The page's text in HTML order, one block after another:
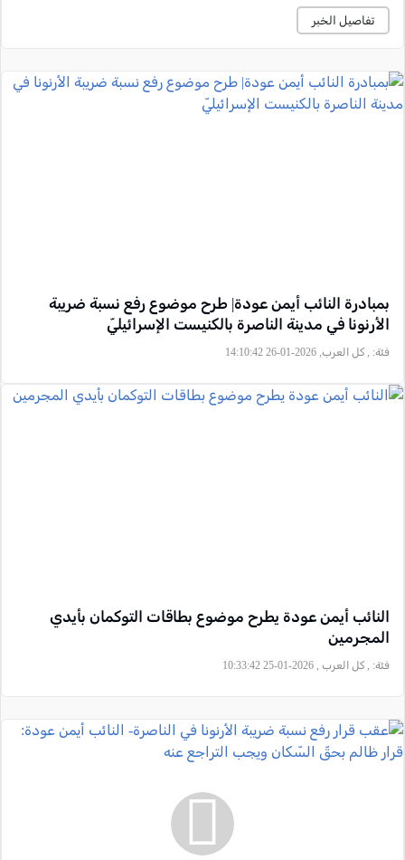
تفاصيل الخبر
بمبادرة النائب أيمن عودة| طرح موضوع رفع نسبة ضريبة
الأرنونا في مدينة الناصرة بالكنيست الإسرائيليّ
فئة: , كل العرب, 2026-01-26 14:10:42
النائب أيمن عودة يطرح موضوع بطاقات التوكمان بأيدي
المجرمين
فئة: , كل العرب , 2026-01-25 10:33:42